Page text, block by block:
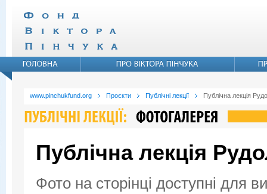
www.pinchukfund.org Проєкти Публічні лекції Публічна лекція
Публічна лекція
Фото на сторінці доступні для